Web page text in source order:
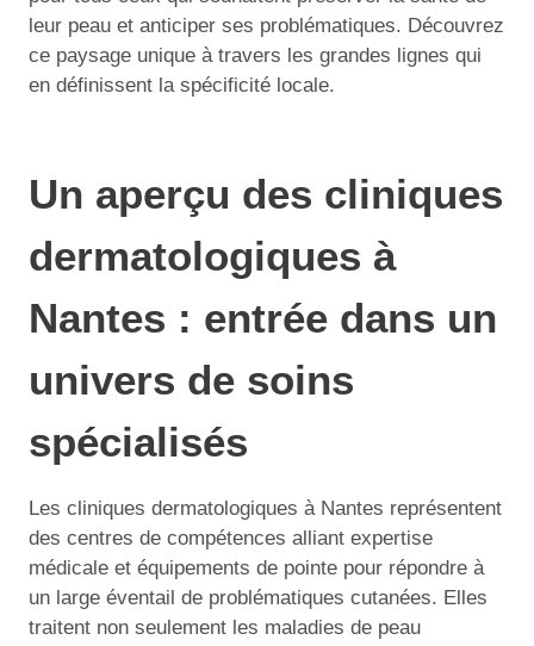
leur peau et anticiper ses problématiques. Découvrez
ce paysage unique à travers les grandes lignes qui
en définissent la spécificité locale.
Un aperçu des cliniques
dermatologiques à
Nantes : entrée dans un
univers de soins
spécialisés
Les cliniques dermatologiques à Nantes représentent
des centres de compétences alliant expertise
médicale et équipements de pointe pour répondre à
un large éventail de problématiques cutanées. Elles
traitent non seulement les maladies de peau